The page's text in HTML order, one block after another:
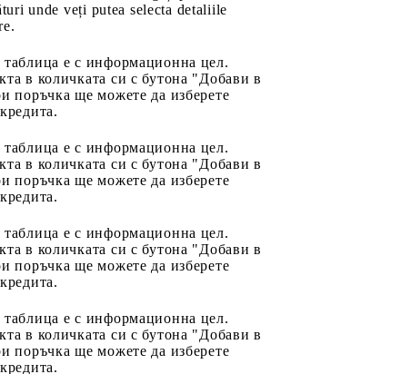
unde veți putea selecta detaliile
таблица е с информационна цел.
в количката си с бутона "Добави в
поръчка ще можете да изберете
таблица е с информационна цел.
в количката си с бутона "Добави в
поръчка ще можете да изберете
таблица е с информационна цел.
в количката си с бутона "Добави в
поръчка ще можете да изберете
таблица е с информационна цел.
в количката си с бутона "Добави в
поръчка ще можете да изберете